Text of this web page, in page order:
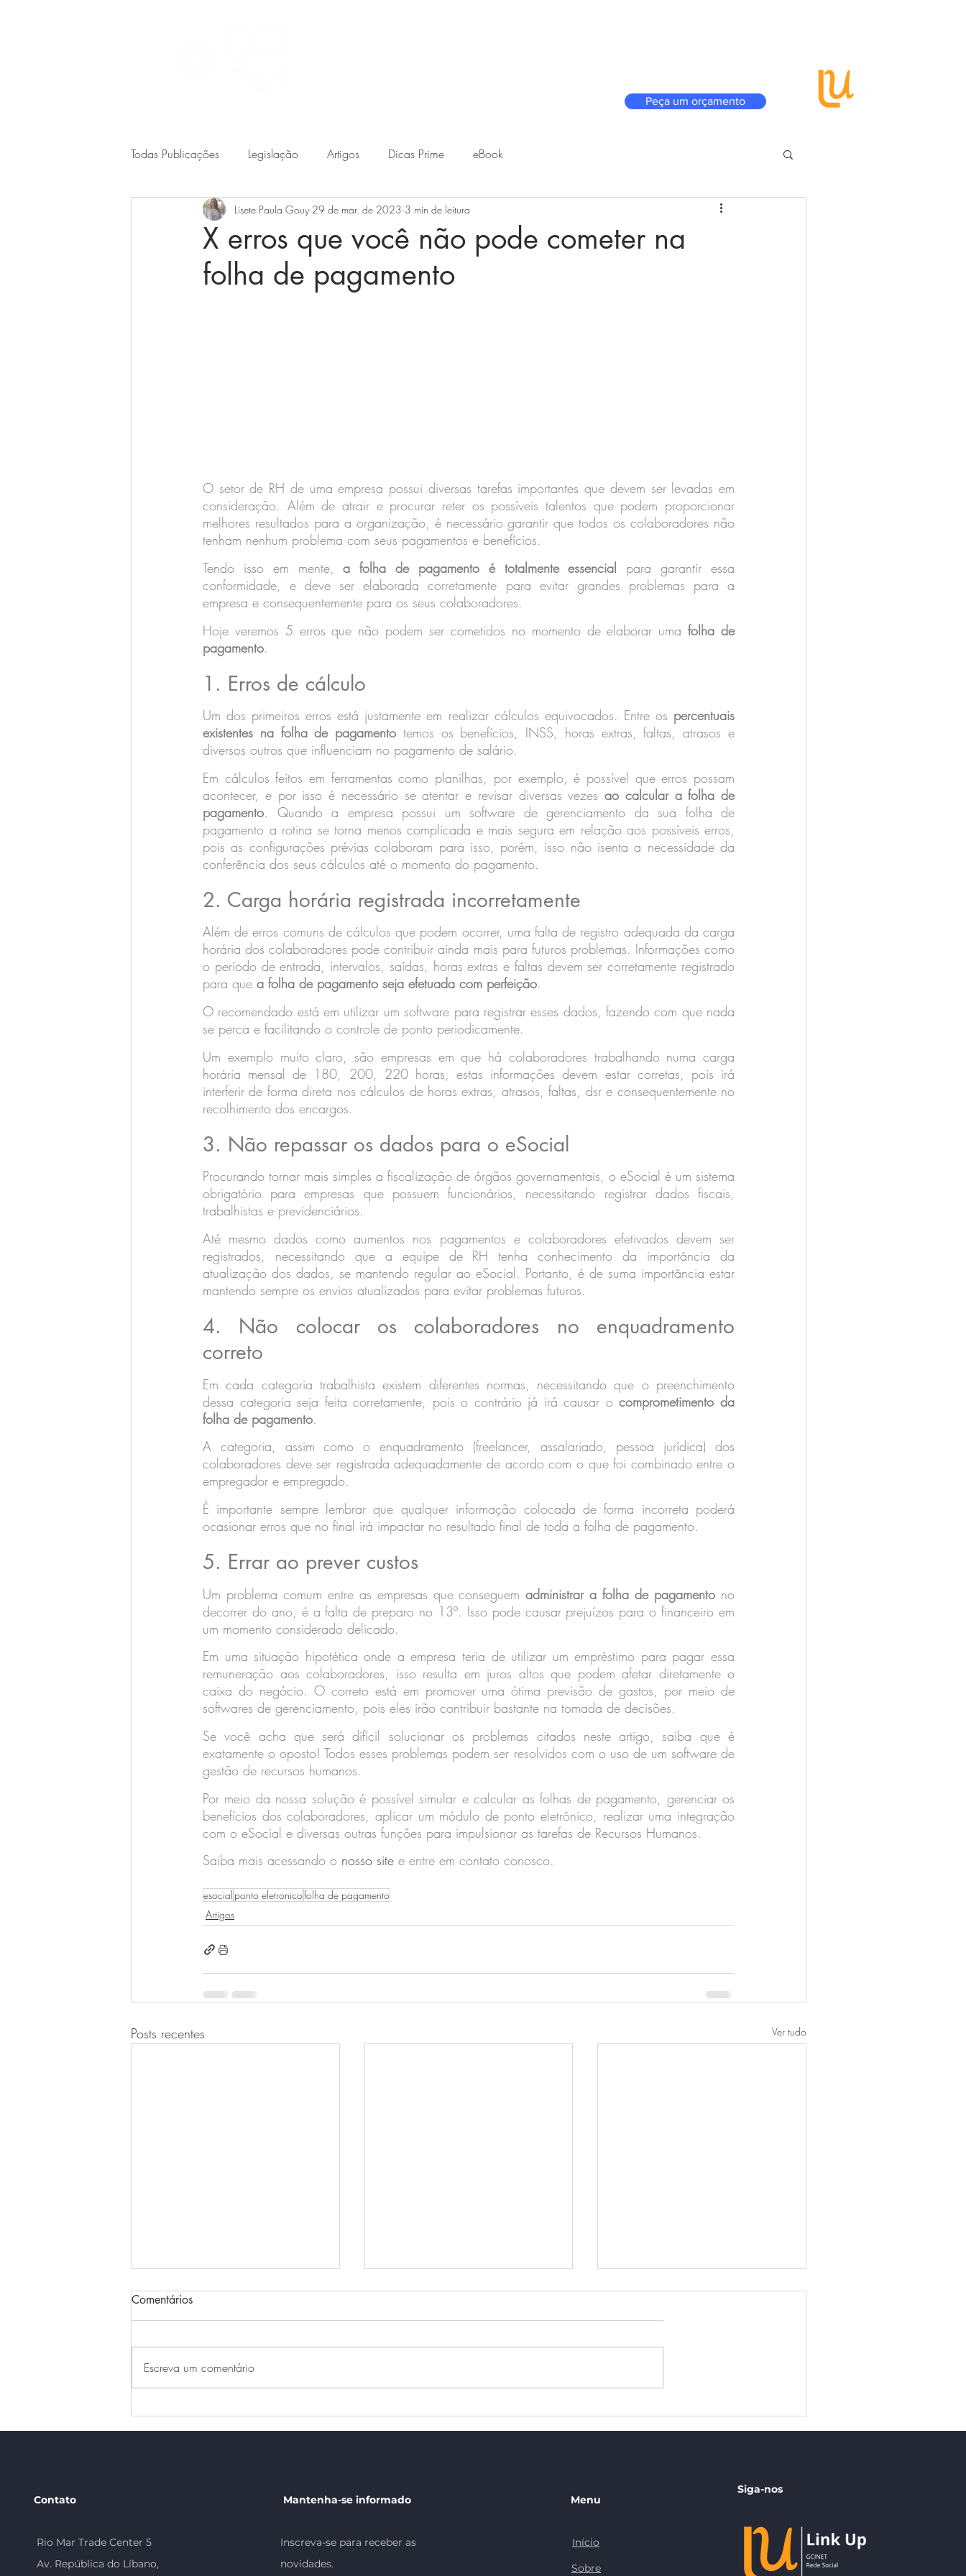
Peça um orçamento
Todas Publicações Legislação Artigos Dicas Prime eBook
X erros que você não pode cometer na
folha de pagamento
Lisete Paula Gouy 29 de mar. de 2023 3 min de leitura
O setor de RH de uma empresa possui diversas tarefas importantes que devem ser levadas em
consideração. Além de atrair e procurar reter os possíveis talentos que podem proporcionar
melhores resultados para a organização, é necessário garantir que todos os colaboradores não
tenham nenhum problema com seus pagamentos e benefícios.
Tendo isso em mente, a folha de pagamento é totalmente essencial para garantir essa
conformidade, e deve ser elaborada corretamente para evitar grandes problemas para a
empresa e consequentemente para os seus colaboradores.
Hoje veremos 5 erros que não podem ser cometidos no momento de elaborar uma folha de
pagamento.
1. Erros de cálculo
Um dos primeiros erros está justamente em realizar cálculos equivocados. Entre os percentuais
existentes na folha de pagamento temos os benefícios, INSS, horas extras, faltas, atrasos e
diversos outros que influenciam no pagamento de salário.
Em cálculos feitos em ferramentas como planilhas, por exemplo, é possível que erros possam
acontecer, e por isso é necessário se atentar e revisar diversas vezes ao calcular a folha de
pagamento. Quando a empresa possui um software de gerenciamento da sua folha de
pagamento a rotina se torna menos complicada e mais segura em relação aos possíveis erros,
pois as configurações prévias colaboram para isso, porém, isso não isenta a necessidade da
conferência dos seus cálculos até o momento do pagamento.
2. Carga horária registrada incorretamente
Além de erros comuns de cálculos que podem ocorrer, uma falta de registro adequada da carga
horária dos colaboradores pode contribuir ainda mais para futuros problemas. Informações como
o período de entrada, intervalos, saídas, horas extras e faltas devem ser corretamente registrado
para que a folha de pagamento seja efetuada com perfeição.
O recomendado está em utilizar um software para registrar esses dados, fazendo com que nada
se perca e facilitando o controle de ponto periodicamente.
Um exemplo muito claro, são empresas em que há colaboradores trabalhando numa carga
horária mensal de 180, 200, 220 horas, estas informações devem estar corretas, pois irá
interferir de forma direta nos cálculos de horas extras, atrasos, faltas, dsr e consequentemente no
recolhimento dos encargos.
3. Não repassar os dados para o eSocial
Procurando tornar mais simples a fiscalização de órgãos governamentais, o eSocial é um sistema
obrigatório para empresas que possuem funcionários, necessitando registrar dados fiscais,
trabalhistas e previdenciários.
Até mesmo dados como aumentos nos pagamentos e colaboradores efetivados devem ser
registrados, necessitando que a equipe de RH tenha conhecimento da importância da
atualização dos dados, se mantendo regular ao eSocial. Portanto, é de suma importância estar
mantendo sempre os envios atualizados para evitar problemas futuros.
4. Não colocar os colaboradores no enquadramento
correto
Em cada categoria trabalhista existem diferentes normas, necessitando que o preenchimento
dessa categoria seja feita corretamente, pois o contrário já irá causar o comprometimento da
folha de pagamento.
A categoria, assim como o enquadramento (freelancer, assalariado, pessoa jurídica) dos
colaboradores deve ser registrada adequadamente de acordo com o que foi combinado entre o
empregador e empregado.
É importante sempre lembrar que qualquer informação colocada de forma incorreta poderá
ocasionar erros que no final irá impactar no resultado final de toda a folha de pagamento.
5. Errar ao prever custos
Um problema comum entre as empresas que conseguem administrar a folha de pagamento no
decorrer do ano, é a falta de preparo no 13º. Isso pode causar prejuízos para o financeiro em
um momento considerado delicado.
Em uma situação hipotética onde a empresa teria de utilizar um empréstimo para pagar essa
remuneração aos colaboradores, isso resulta em juros altos que podem afetar diretamente o
caixa do negócio. O correto está em promover uma ótima previsão de gastos, por meio de
softwares de gerenciamento, pois eles irão contribuir bastante na tomada de decisões.
Se você acha que será difícil solucionar os problemas citados neste artigo, saiba que é
exatamente o oposto! Todos esses problemas podem ser resolvidos com o uso de um software de
gestão de recursos humanos.
Por meio da nossa solução é possível simular e calcular as folhas de pagamento, gerenciar os
benefícios dos colaboradores, aplicar um módulo de ponto eletrônico, realizar uma integração
com o eSocial e diversas outras funções para impulsionar as tarefas de Recursos Humanos.
Saiba mais acessando o nosso site e entre em contato conosco.
esocial ponto eletronicofolha de pagamento
Artigos
Posts recentes Ver tudo
do Mundo: como o
Rosa: Cinco Ações para
Um Pilar Estratégico para a
Comentários
Escreva um comentário
Contato
Rio Mar Trade Center 5
Av. República do Líbano,
Mantenha-se informado
Inscreva-se para receber as
novidades.
Menu
Início
Sobre
Siga-nos